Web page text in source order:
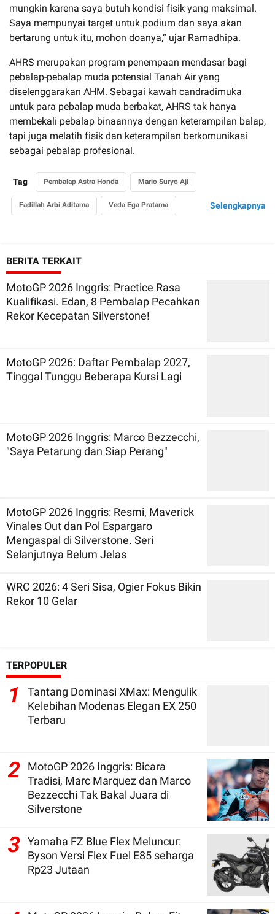
mungkin karena saya butuh kondisi fisik yang maksimal.
Saya mempunyai target untuk podium dan saya akan
bertarung untuk itu, mohon doanya,” ujar Ramadhipa.
AHRS merupakan program penempaan mendasar bagi
pebalap-pebalap muda potensial Tanah Air yang
diselenggarakan AHM. Sebagai kawah candradimuka
untuk para pebalap muda berbakat, AHRS tak hanya
membekali pebalap binaannya dengan keterampilan balap,
tapi juga melatih fisik dan keterampilan berkomunikasi
sebagai pebalap profesional.
Tag Pembalap Astra Honda Mario Suryo Aji
Fadillah Arbi Aditama Veda Ega Pratama Selengkapnya
BERITA TERKAIT
MotoGP 2026 Inggris: Practice Rasa
Kualifikasi. Edan, 8 Pembalap Pecahkan
Rekor Kecepatan Silverstone!
MotoGP 2026: Daftar Pembalap 2027,
Tinggal Tunggu Beberapa Kursi Lagi
MotoGP 2026 Inggris: Marco Bezzecchi,
"Saya Petarung dan Siap Perang"
MotoGP 2026 Inggris: Resmi, Maverick
Vinales Out dan Pol Espargaro
Mengaspal di Silverstone. Seri
Selanjutnya Belum Jelas
WRC 2026: 4 Seri Sisa, Ogier Fokus Bikin
Rekor 10 Gelar
TERPOPULER
1
Tantang Dominasi XMax: Mengulik
Kelebihan Modenas Elegan EX 250
Terbaru
2
MotoGP 2026 Inggris: Bicara
Tradisi, Marc Marquez dan Marco
Bezzecchi Tak Bakal Juara di
Silverstone
3 Yamaha FZ Blue Flex Meluncur:
Byson Versi Flex Fuel E85 seharga
Rp23 Jutaan